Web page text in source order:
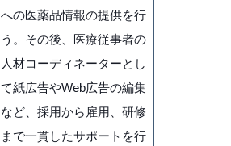
への医薬品情報の提供を行
う。その後、医療従事者の
人材コーディネーターとし
て紙広告やWeb広告の編集
など、採用から雇用、研修
まで一貫したサポートを行